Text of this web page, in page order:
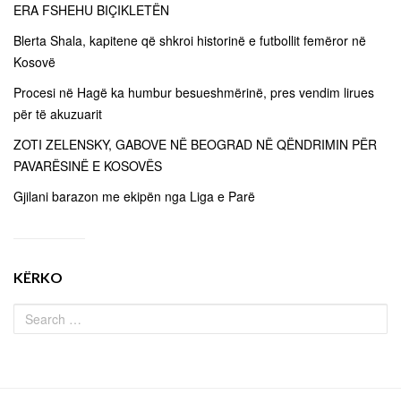
ERA FSHEHU BIÇIKLETËN
Blerta Shala, kapitene që shkroi historinë e futbollit femëror në
Kosovë
Procesi në Hagë ka humbur besueshmërinë, pres vendim lirues
për të akuzuarit
ZOTI ZELENSKY, GABOVE NË BEOGRAD NË QËNDRIMIN PËR
PAVARËSINË E KOSOVËS
Gjilani barazon me ekipën nga Liga e Parë
KËRKO